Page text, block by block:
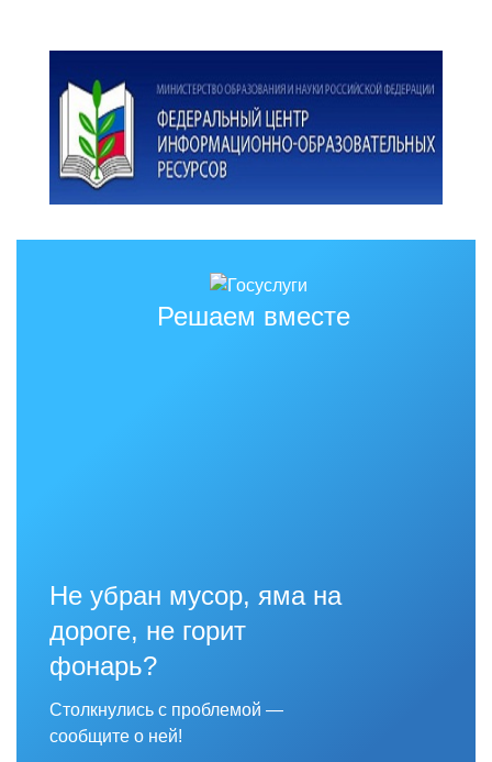
Решаем вместе
Не убран мусор, яма на
дороге, не горит
фонарь?
Столкнулись с проблемой —
сообщите о ней!